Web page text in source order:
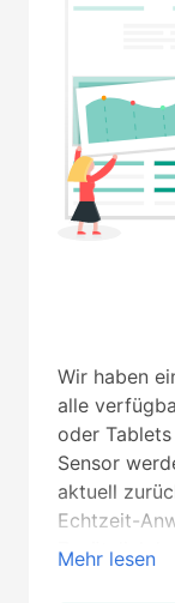
Wir haben
alle
oder
Sensor
aktuell
Echtzeit-
Zusätzlich
Mehr lesen